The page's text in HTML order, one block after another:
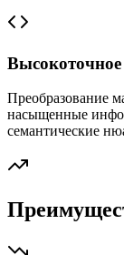
Преобразование
насыщенные
семантические